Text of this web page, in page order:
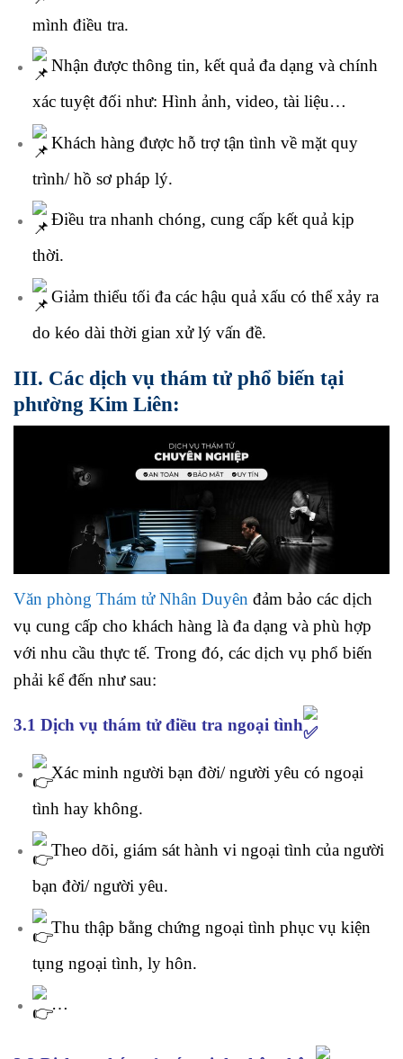
mình điều tra.
Nhận được thông tin, kết quả đa dạng và chính
xác tuyệt đối như: Hình ảnh, video, tài liệu…
Khách hàng được hỗ trợ tận tình về mặt quy
trình/ hồ sơ pháp lý.
Điều tra nhanh chóng, cung cấp kết quả kịp
thời.
Giảm thiểu tối đa các hậu quả xấu có thể xảy ra
do kéo dài thời gian xử lý vấn đề.
III. Các dịch vụ thám tử phổ biến tại
phường Kim Liên:
Văn phòng Thám tử Nhân Duyên đảm bảo các dịch
vụ cung cấp cho khách hàng là đa dạng và phù hợp
với nhu cầu thực tế. Trong đó, các dịch vụ phổ biến
phải kể đến như sau:
3.1 Dịch vụ thám tử điều tra ngoại tình
Xác minh người bạn đời/ người yêu có ngoại
tình hay không.
Theo dõi, giám sát hành vi ngoại tình của người
bạn đời/ người yêu.
Thu thập bằng chứng ngoại tình phục vụ kiện
tụng ngoại tình, ly hôn.
…